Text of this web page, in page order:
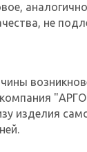
не
компания
изделия